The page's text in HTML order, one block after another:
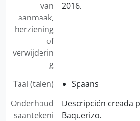
van
aanmaak,
herziening
of
verwijderin
g
2016.
Taal (talen)
Spaans
Onderhoud
saantekeni
Descripción creada
Baquerizo.